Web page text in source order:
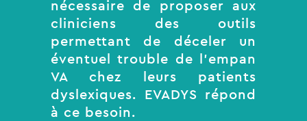
nécessaire de proposer aux
cliniciens des outils
permettant de déceler un
éventuel trouble de l’empan
VA chez leurs patients
dyslexiques. EVADYS répond
à ce besoin.